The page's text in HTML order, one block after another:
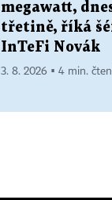
megawatt,
třetině, říká
InTeFi Novák
3. 8. 2026 ▪ 4 min.